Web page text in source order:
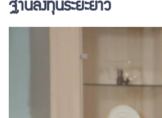
ฐานลงทุนระยะยาว